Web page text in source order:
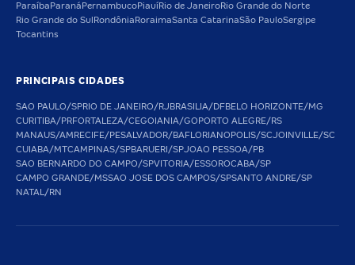
Paraíba Paraná PernambucoPiauíRio de JaneiroRio Grande do Norte
Rio Grande do Sul Rondônia RoraimaSanta CatarinaSão PauloSergipe
Tocantins
PRINCIPAIS CIDADES
SAO PAULO/SPRIO DE JANEIRO/RJBRASILIA/DFBELO HORIZONTE/MG
CURITIBA/PRFORTALEZA/CEGOIANIA/GOPORTO ALEGRE/RS
MANAUS/AMRECIFE/PESALVADOR/BAFLORIANOPOLIS/SCJOINVILLE/SC
CUIABA/MTCAMPINAS/SPBARUERI/SPJOAO PESSOA/PB
SAO BERNARDO DO CAMPO/SPVITORIA/ESSOROCABA/SP
CAMPO GRANDE/MSSAO JOSE DOS CAMPOS/SPSANTO ANDRE/SP
NATAL/RN